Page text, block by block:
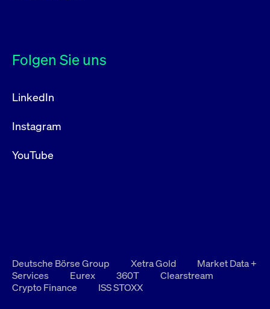
Folgen Sie uns
LinkedIn
Instagram
YouTube
Deutsche Börse Group Xetra Gold
Market Data +
Services
Eurex 360T
Clearstream
Crypto Finance
ISS STOXX